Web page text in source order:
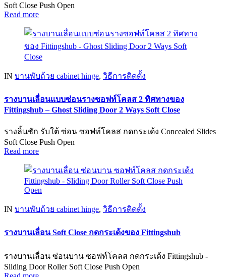
Soft Close Push Open
Read more
IN บานพับถ้วย cabinet hinge, วิธีการติดตั้ง
รางบานเลื่อนแบบซ่อนรางซอฟท์โคลส 2 ทิศทางของ
Fittingshub – Ghost Sliding Door 2 Ways Soft Close
รางลิ้นชัก รับใต้ ซ่อน ซอฟท์โคลส กดกระเด้ง Concealed Slides
Soft Close Push Open
Read more
IN บานพับถ้วย cabinet hinge, วิธีการติดตั้ง
รางบานเลื่อน Soft Close กดกระเด้งของ Fittingshub
รางบานเลื่อน ซ่อนบาน ซอฟท์โคลส กดกระเด้ง Fittingshub -
Sliding Door Roller Soft Close Push Open